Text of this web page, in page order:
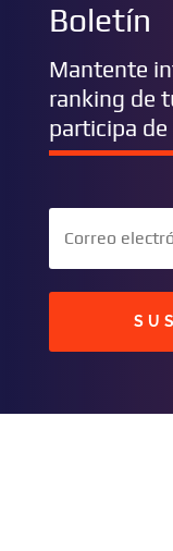
Boletín
Mantente
ranking de
participa